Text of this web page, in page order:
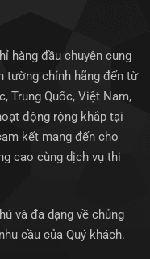
hàng đầu chuyên cung
tường chính hãng đến từ
Trung Quốc, Việt Nam,
động rộng khắp tại
kết mang đến cho
cao cùng dịch vụ thi
và đa dạng về chủng
cầu của Quý khách.